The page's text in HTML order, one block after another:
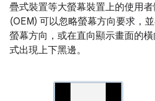
疊式裝置等大螢幕裝置上的使用
(OEM) 可以忽略螢幕方向要求，
螢幕方向，或在直向顯示畫面的
式出現上下黑邊。